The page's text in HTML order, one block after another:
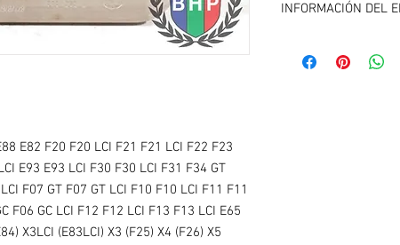
E82 F20 F20 LCI F21 F21 LCI F22 F23
E93 E93 LCI F30 F30 LCI F31 F34 GT
F07 GT F07 GT LCI F10 F10 LCI F11 F11
F06 GC LCI F12 F12 LCI F13 F13 LCI E65
X3LCI (E83LCI) X3 (F25) X4 (F26) X5
compra del producto,
INFORMACIÓN DEL
carrito de compras,